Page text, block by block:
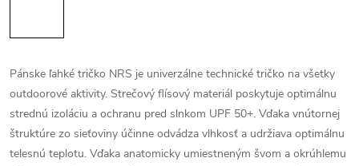
Pánske ľahké tričko NRS je univerzálne technické tričko na všetky
outdoorové aktivity. Strečový flísový materiál poskytuje optimálnu
strednú izoláciu a ochranu pred slnkom UPF 50+. Vďaka vnútornej
štruktúre zo sieťoviny účinne odvádza vlhkosť a udržiava optimálnu
telesnú teplotu. Vďaka anatomicky umiestneným švom a okrúhlemu